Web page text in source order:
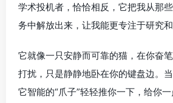
学术投机者，恰恰相反，它把我从那
务中解放出来，让我能更专注于研究和
它就像一只安静而可靠的猫，在你奋
打扰，只是静静地卧在你的键盘边。
它智能的“爪子”轻轻推你一下，给你